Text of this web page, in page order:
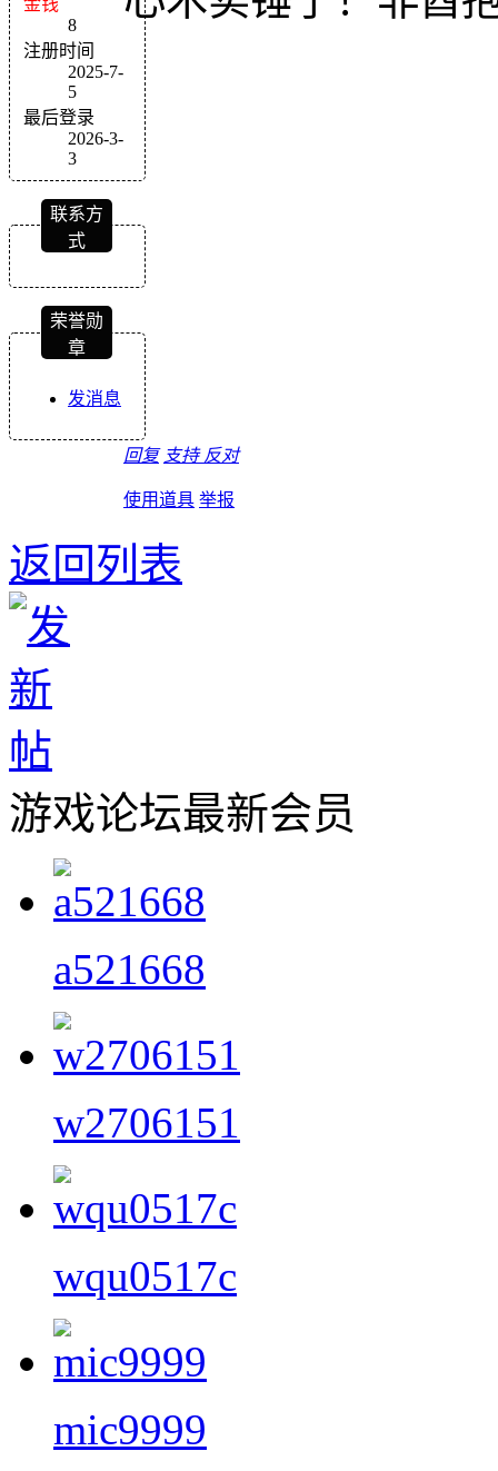
8
注册时间
2025-7-
5
最后登录
2026-3-
3
联系方
式
荣誉勋
章
发消息
回复 支持 反对
使用道具 举报
返回列表
游戏论坛最新会员
a521668
w2706151
wqu0517c
mic9999